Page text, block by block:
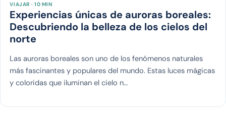
VIAJAR · 10 MIN
Experiencias únicas de auroras boreales:
Descubriendo la belleza de los cielos del
norte
Las auroras boreales son uno de los fenómenos naturales
más fascinantes y populares del mundo. Estas luces mágicas
y coloridas que iluminan el cielo n…